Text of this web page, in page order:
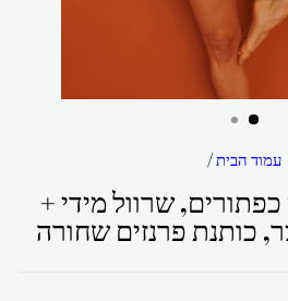
עמוד הבית/
שרוול מידי +
כותנת פרנזים שחורה